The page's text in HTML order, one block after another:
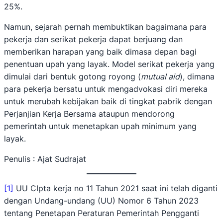
25%.
Namun, sejarah pernah membuktikan bagaimana para
pekerja dan serikat pekerja dapat berjuang dan
memberikan harapan yang baik dimasa depan bagi
penentuan upah yang layak. Model serikat pekerja yang
dimulai dari bentuk gotong royong (mutual aid), dimana
para pekerja bersatu untuk mengadvokasi diri mereka
untuk merubah kebijakan baik di tingkat pabrik dengan
Perjanjian Kerja Bersama ataupun mendorong
pemerintah untuk menetapkan upah minimum yang
layak.
Penulis : Ajat Sudrajat
[1] UU CIpta kerja no 11 Tahun 2021 saat ini telah diganti
dengan Undang-undang (UU) Nomor 6 Tahun 2023
tentang Penetapan Peraturan Pemerintah Pengganti